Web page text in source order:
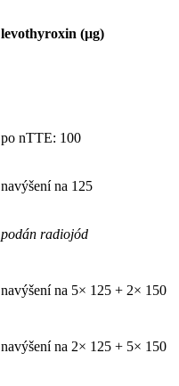
levothyroxin (µg)
po nTTE: 100
navýšení na 125
podán radiojód
navýšení na 5× 125 + 2× 150
navýšení na 2× 125 + 5× 150